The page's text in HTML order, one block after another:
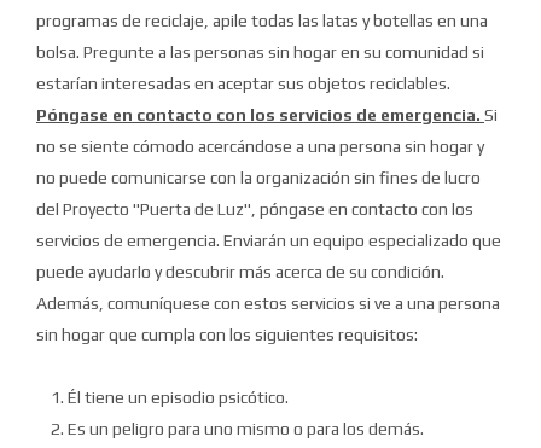
programas de reciclaje, apile todas las latas y botellas en una
bolsa. Pregunte a las personas sin hogar en su comunidad si
estarían interesadas en aceptar sus objetos reciclables.
Póngase en contacto con los servicios de emergencia. Si
no se siente cómodo acercándose a una persona sin hogar y
no puede comunicarse con la organización sin fines de lucro
del Proyecto "Puerta de Luz", póngase en contacto con los
servicios de emergencia. Enviarán un equipo especializado que
puede ayudarlo y descubrir más acerca de su condición.
Además, comuníquese con estos servicios si ve a una persona
sin hogar que cumpla con los siguientes requisitos:
1. Él tiene un episodio psicótico.
2. Es un peligro para uno mismo o para los demás.